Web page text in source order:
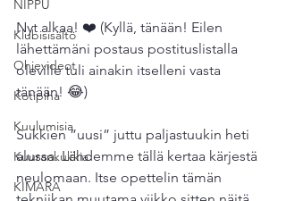
NIPPU
Klubisisältö
Ohjevideot
Kotipiha
Kuulumisia
Kuurankukkia
KIMARA
Nyt alkaa! ❤️ (Kyllä, tänään! Eilen
lähettämäni postaus postituslistalla
oleville tuli ainakin itselleni vasta
tänään! 😂)
Sukkien ”uusi” juttu paljastuukin heti
alussa. Lähdemme tällä kertaa kärjestä
neulomaan. Itse opettelin tämän